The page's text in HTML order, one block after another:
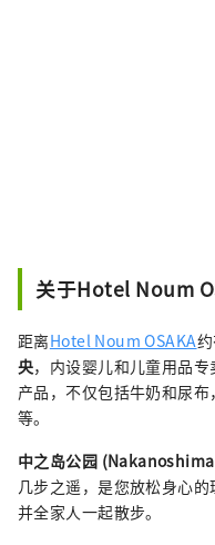
关于Hotel Noum
距离Hotel Noum OSAKA
央，内设婴儿和儿童用品
产品，不仅包括牛奶和尿
等。
中之岛公园
几步之遥，是您放松身心
并全家人一起散步。